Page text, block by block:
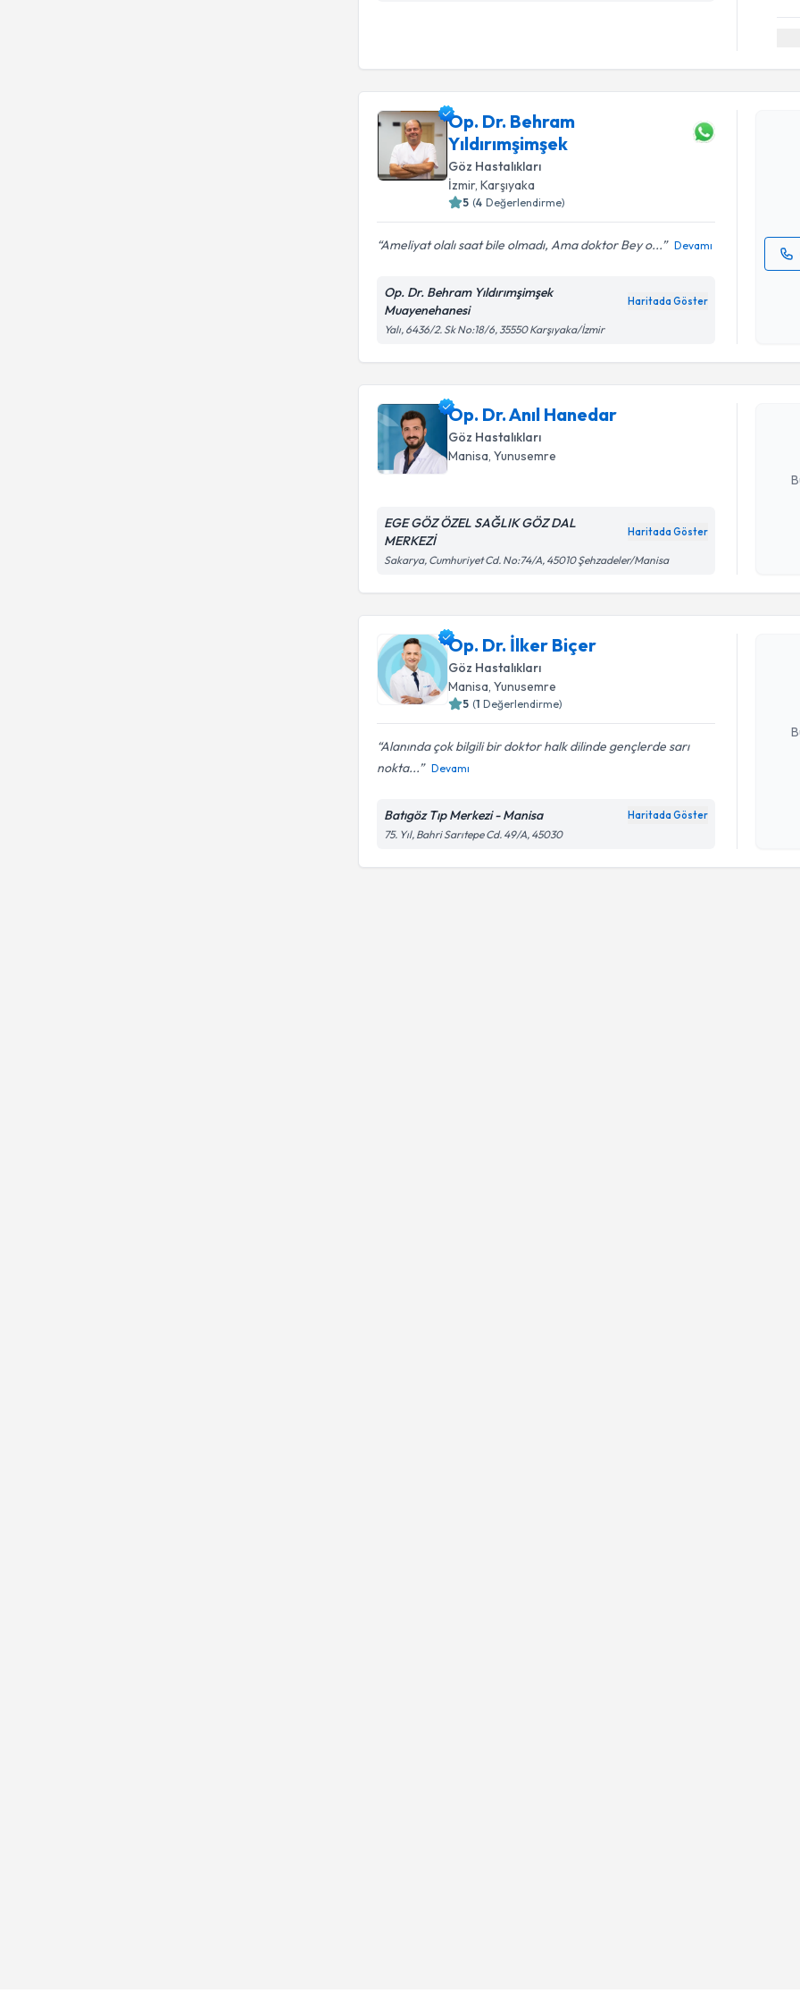
Op. Dr. Behram
Yıldırımşimşek
Göz Hastalıkları
İzmir, Karşıyaka
5 (4 Değerlendirme)
Ameliyat olalı saat bile olmadı, Ama doktor Bey o... Devamı
Op. Dr. Behram Yıldırımşimşek
Muayenehanesi
Haritada Göster
Yalı, 6436/2. Sk No:18/6, 35550 Karşıyaka/İzmir
Op. Dr. Anıl Hanedar
Göz Hastalıkları
Manisa , Yunusemre
EGE GÖZ ÖZEL SAĞLIK GÖZ DAL
MERKEZİ
Haritada Göster
Sakarya, Cumhuriyet Cd. No:74/A, 45010 Şehzadeler/Manisa
Op. Dr.
bu
Op. Dr. İlker Biçer
Göz Hastalıkları
Manisa , Yunusemre
5 (1 Değerlendirme)
Alanında çok bilgili bir doktor halk dilinde gençlerde sarı
nokta...
Devamı
Batıgöz Tıp Merkezi - Manisa Haritada Göster
75. Yıl, Bahri Sarıtepe Cd. 49/A, 45030
Randevu
Op. Dr.